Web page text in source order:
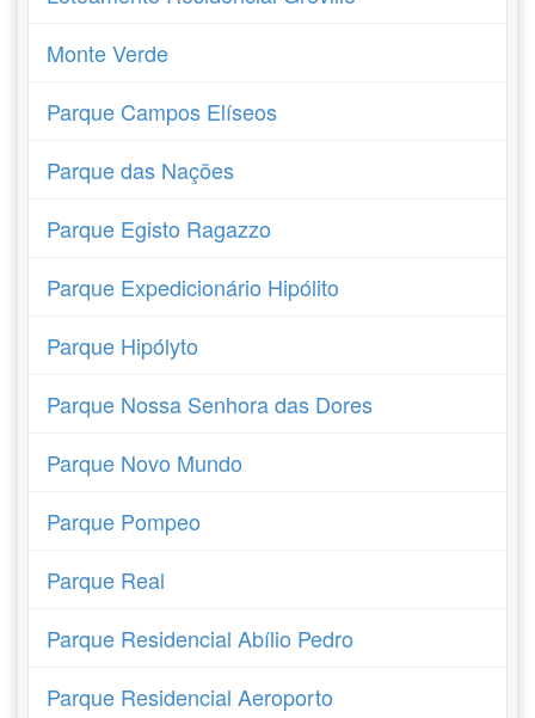
Monte Verde
Parque Campos Elíseos
Parque das Nações
Parque Egisto Ragazzo
Parque Expedicionário Hipólito
Parque Hipólyto
Parque Nossa Senhora das Dores
Parque Novo Mundo
Parque Pompeo
Parque Real
Parque Residencial Abílio Pedro
Parque Residencial Aeroporto